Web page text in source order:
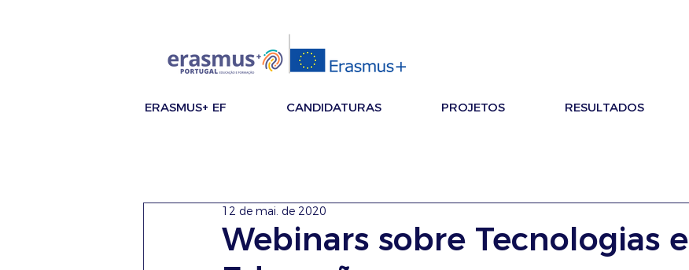
ERASMUS+ EF CANDIDATURAS PROJETOS RESULTADOS
Webinars sobre Tecnologias e
12 de mai. de 2020